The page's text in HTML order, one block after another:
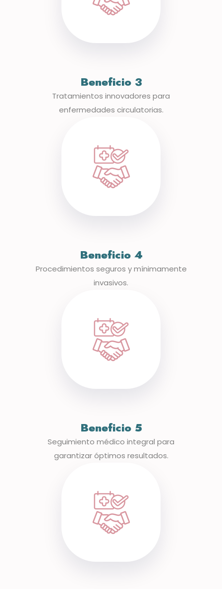
Beneficio 3
Tratamientos innovadores para
enfermedades circulatorias.
Beneficio 4
Procedimientos seguros y mínimamente
invasivos.
Beneficio 5
Seguimiento médico integral para
garantizar óptimos resultados.